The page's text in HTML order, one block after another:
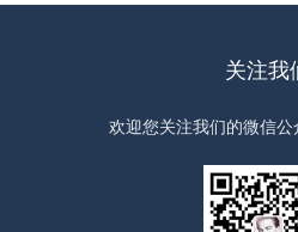
关注我
欢迎您关注我们的微信公